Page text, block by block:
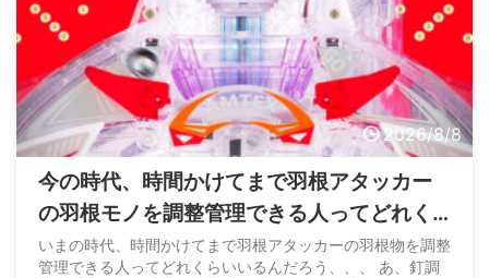
2026/8/8
今の時代、時間かけてまで羽根アタッカー
の羽根モノを調整管理できる人ってどれく
らいいるの？
いまの時代、時間かけてまで羽根アタッカーの羽根物を調整
管理できる人ってどれくらいいるんだろう、、、 あ、釘調